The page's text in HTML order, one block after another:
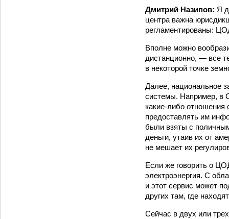
Дмитрий Назипов: Я
центра важна
регламентированы:
Вполне можно
дистанционно, — все
в некоторой точке
Далее, национальное
системы. Например, в
какие-либо
предоставлять им
были взяты с
деньги, утаив их от
не мешает их
Если же говорить о
электроэнергия. С
и этот сервис может
других там, где
Сейчас в двух или